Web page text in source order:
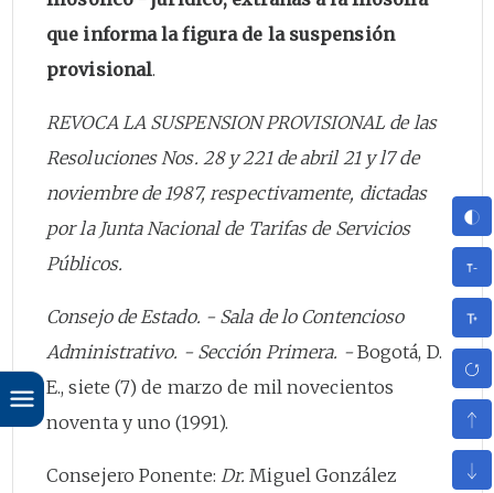
que informa la figura de la suspensión
provisional.
REVOCA LA SUSPENSION PROVISIONAL de las
Resoluciones Nos. 28 y 221 de abril 21 y l7 de
noviembre de 1987, respectivamente, dictadas
por la Junta Nacional de Tarifas de Servicios
Públicos.
Consejo de Estado. - Sala de lo Contencioso
Administrativo. - Sección Primera. -Bogotá, D.
E., siete (7) de marzo de mil novecientos
noventa y uno (1991).
Consejero Ponente: Dr. Miguel González